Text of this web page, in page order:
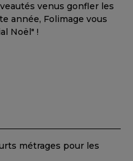
venus gonfler les
année, Folimage vous
Noël" !